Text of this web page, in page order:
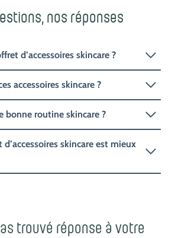
nos réponses
d’accessoires skincare ?
accessoires skincare ?
bonne routine skincare ?
skincare est mieux
trouvé réponse à votre